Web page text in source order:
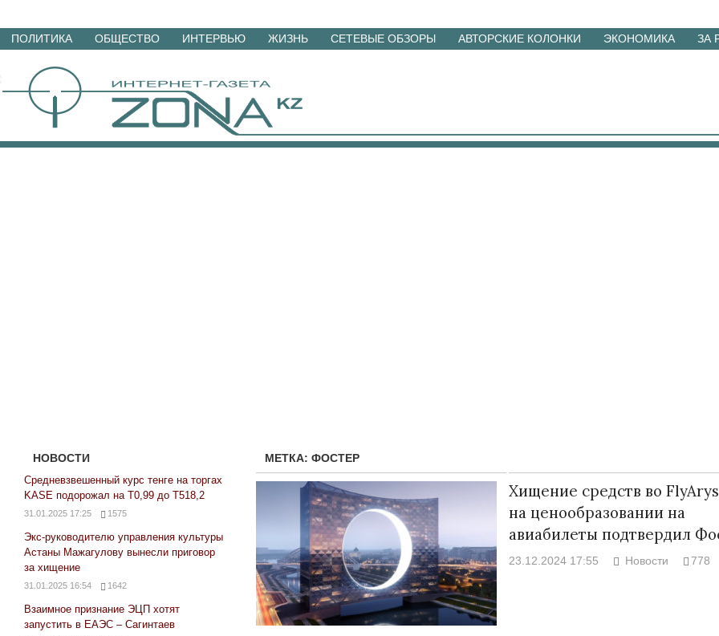
Перейти
материалам
ПОЛИТИКА ОБЩЕСТВО ИНТЕРВЬЮ ЖИЗНЬ СЕТЕВЫЕ ОБЗОРЫ АВТОРСКИЕ КОЛОНКИ ЭКОНОМИКА ЗА
МЕТКА:ФОСТЕР
Хищение средств во
на ценообразовании на
авиабилеты подтвердил
23.12.2024 17:55 Новости 778
НОВОСТИ
Средневзвешенный курс тенге на торгах
KASE подорожал на Т0,99 до Т518,2
31.01.2025 17:25 1575
Экс-руководителю управления культуры
Астаны Мажагулову вынесли приговор
за хищение
31.01.2025 16:54 1642
Взаимное признание ЭЦП хотят
запустить в ЕАЭС – Сагинтаев
Народ выбрал свет
Странная забастовка в Жанаозене.